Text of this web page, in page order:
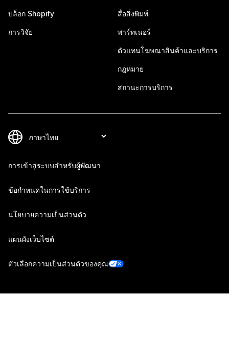
บล็อก Shopify
การวิจัย
สื่อสิ่งพิมพ์
พาร์ทเนอร์
ตัวแทนโฆษณาสินค้าและบริการ
กฎหมาย
สถานะการบริการ
การเข้าสู่ระบบสำหรับผู้พัฒนา
ข้อกำหนดในการใช้บริการ
นโยบายความเป็นส่วนตัว
แผนผังเว็บไซต์
ตัวเลือกความเป็นส่วนตัวของคุณ